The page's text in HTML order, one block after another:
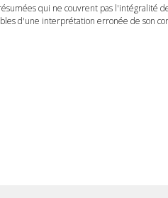
qui ne couvrent pas l'intégralité
d'une interprétation erronée de son